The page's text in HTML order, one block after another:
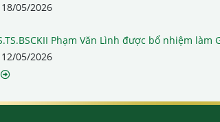
18/05/2026
Phạm Văn Lình được bổ nhiệm làm
12/05/2026